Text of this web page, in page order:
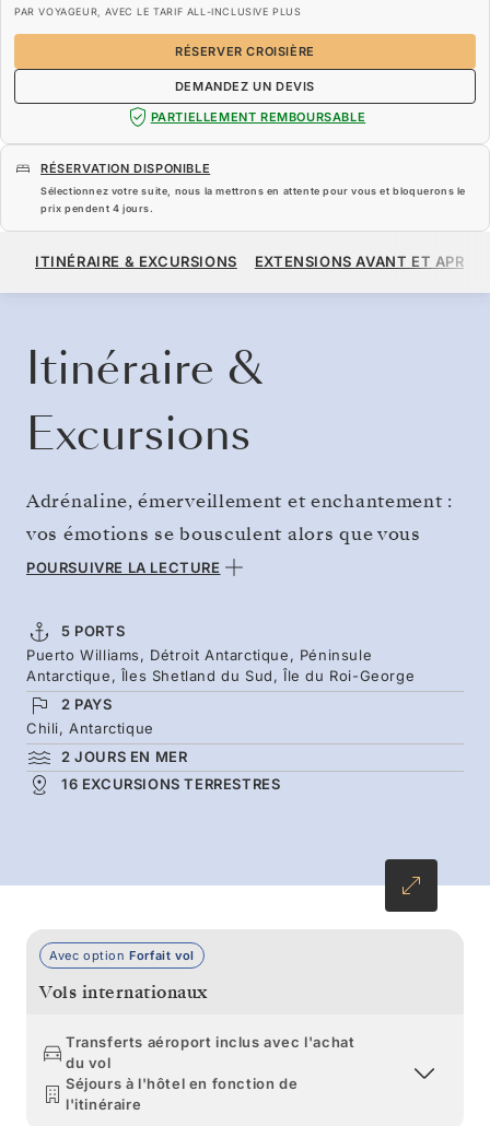
PAR VOYAGEUR, AVEC LE TARIF ALL-INCLUSIVE PLUS
RÉSERVER CROISIÈRE
DEMANDEZ UN DEVIS
PARTIELLEMENT REMBOURSABLE
RÉSERVATION DISPONIBLE
Sélectionnez votre suite, nous la mettrons en attente pour vous et bloquerons le
prix pendent 4 jours.
À PARTIR DE 12 180 $US
ITINÉRAIRE & EXCURSIONS EXTENSIONS AVANT ET APRÈS
Itinéraire &
Excursions
Adrénaline, émerveillement et enchantement :
vos émotions se bousculent alors que vous
marchez sur les traces des explorateurs de
Drake pour découvrir les secrets de
l’Antarctique et sentez-vous minuscule dans
les eaux parsemées d’icebergs du détroit
Antarctique. Des manchots dans leur bel habit
aux sommets vertigineux, la péninsule
Antarctique est la dernière véritable frontière
expédition par un crochet au nord aux îles
Shetland du Sud, où les manchots à jugulaire,
papous et d’Adélie sautillent et se blottissent
entre eux.
POURSUIVRE LA LECTURE
5 PORTS
Puerto Williams, Détroit Antarctique, Péninsule
Antarctique, Îles Shetland du Sud, Île du Roi-George
2 PAYS
Chili, Antarctique
2 JOURS EN MER
16 EXCURSIONS TERRESTRES
Avec option Forfait vol
Vols internationaux
Transferts aéroport inclus avec l'achat
du vol
Séjours à l'hôtel en fonction de
l'itinéraire